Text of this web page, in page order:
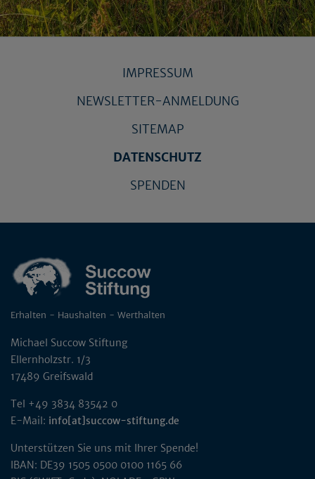
IMPRESSUM
NEWSLETTER-ANMELDUNG
SITEMAP
DATENSCHUTZ
SPENDEN
Erhalten - Haushalten - Werthalten
Michael Succow Stiftung
Ellernholzstr. 1/3
17489 Greifswald
Tel +49 3834 83542 0
E-Mail: info[at]succow-stiftung.de
Unterstützen Sie uns mit Ihrer Spende!
IBAN: DE39 1505 0500 0100 1165 66